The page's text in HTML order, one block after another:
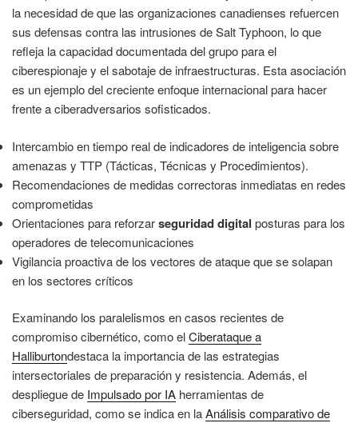
la necesidad de que las organizaciones canadienses refuercen
sus defensas contra las intrusiones de Salt Typhoon, lo que
refleja la capacidad documentada del grupo para el
ciberespionaje y el sabotaje de infraestructuras. Esta asociación
es un ejemplo del creciente enfoque internacional para hacer
frente a ciberadversarios sofisticados.
Intercambio en tiempo real de indicadores de inteligencia sobre
amenazas y TTP (Tácticas, Técnicas y Procedimientos).
Recomendaciones de medidas correctoras inmediatas en redes
comprometidas
Orientaciones para reforzarseguridad digital posturas para los
operadores de telecomunicaciones
Vigilancia proactiva de los vectores de ataque que se solapan
en los sectores críticos
Examinando los paralelismos en casos recientes de
compromiso cibernético, como elCiberataque a
Halliburtondestaca la importancia de las estrategias
intersectoriales de preparación y resistencia. Además, el
despliegue de Impulsado por IA herramientas de
ciberseguridad, como se indica en laAnálisis comparativo de